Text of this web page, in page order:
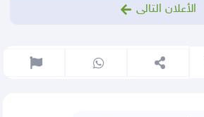
الأعلان التالى